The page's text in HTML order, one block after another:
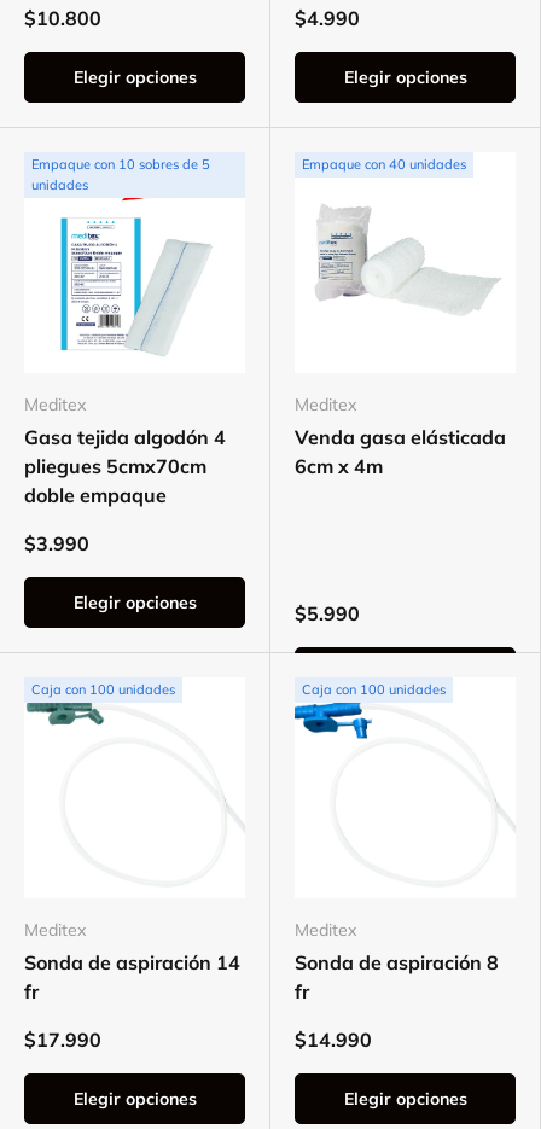
$10.800
Elegir opciones
$4.990
Elegir opciones
Empaque con 10 sobres de 5
unidades
Meditex
Gasa tejida algodón 4
pliegues 5cmx70cm
doble empaque
$3.990
Elegir opciones
Empaque con 40 unidades
Meditex
Venda gasa elásticada
6cm x 4m
$5.990
Caja con 100 unidades
Meditex
Sonda de aspiración 14
fr
$17.990
Elegir opciones
Caja con 100 unidades
Meditex
Sonda de aspiración 8
fr
$14.990
Elegir opciones